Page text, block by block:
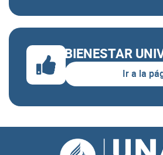
cuidado
Total semestreBIENESTAR
Ir a la